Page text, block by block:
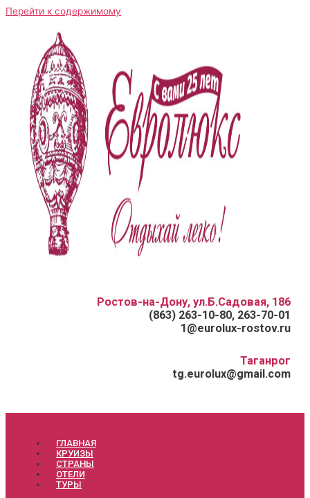
Перейти к содержимому
Ростов-на-Дону, ул.Б.Садовая, 186
(863) 263-10-80, 263-70-01
1@eurolux-rostov.ru
Таганрог
tg.eurolux@gmail.com
ГЛАВНАЯ
КРУИЗЫ
СТРАНЫ
ОТЕЛИ
ТУРЫ